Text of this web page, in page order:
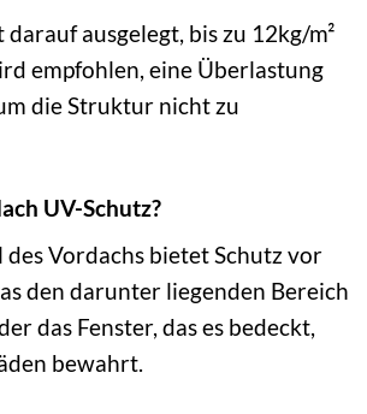
darauf ausgelegt, bis zu 12kg/m²
empfohlen, eine Überlastung
die Struktur nicht zu
UV-Schutz?
des Vordachs bietet Schutz vor
den darunter liegenden Bereich
das Fenster, das es bedeckt,
bewahrt.